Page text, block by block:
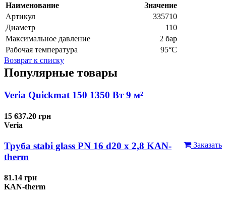
Наименование
Значение
Артикул
335710
Диаметр
110
Максимальное давление
2 бар
Рабочая температура
95°С
Возврат к списку
Популярные товары
Veria Quickmat 150 1350 Вт 9 м²
15 637.20 грн
Veria
Заказать
Труба stabi glass PN 16 d20 х 2,8 KAN-
therm
81.14 грн
KAN-therm